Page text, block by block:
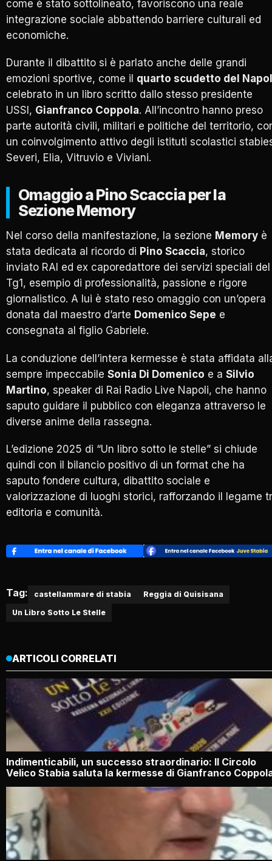
come è stato sottolineato, favoriscono una reale
integrazione sociale abbattendo barriere culturali ed
economiche.
Durante il dibattito si è parlato anche delle grandi
emozioni sportive, come il quarto scudetto del
celebrato in un libro scritto dallo stesso presidente
USSI, Gianfranco Coppola. All’incontro hanno preso
parte autorità civili, militari e politiche del territorio,
un coinvolgimento attivo degli istituti scolastici
Severi, Elia, Vitruvio e Viviani.
Omaggio a Pino Scaccia per la
Sezione Memory
Nel corso della manifestazione, la sezione Memory è
stata dedicata al ricordo di Pino Scaccia, storico
inviato RAI ed ex caporedattore dei servizi speciali del
Tg1, esempio di professionalità, passione e rigore
giornalistico. A lui è stato reso omaggio con un’opera
donata dal maestro d’arte Domenico Sepe e
consegnata al figlio Gabriele.
La conduzione dell’intera kermesse è stata affidata
sempre impeccabile Sonia Di Domenico e a Silvio
Martino, speaker di Rai Radio Live Napoli, che hanno
saputo guidare il pubblico con eleganza attraverso le
diverse anime della rassegna.
L’edizione 2025 di “Un libro sotto le stelle” si chiude
quindi con il bilancio positivo di un format che ha
saputo fondere cultura, dibattito sociale e
valorizzazione di luoghi storici, rafforzando il legame
editoria e comunità.
Tag: castellammare di stabia
Reggia di Quisisana
Un Libro Sotto Le Stelle
ARTICOLI CORRELATI
Indimenticabili, un successo straordinario: Il Circolo
Velico Stabia saluta la kermesse di Gianfranco